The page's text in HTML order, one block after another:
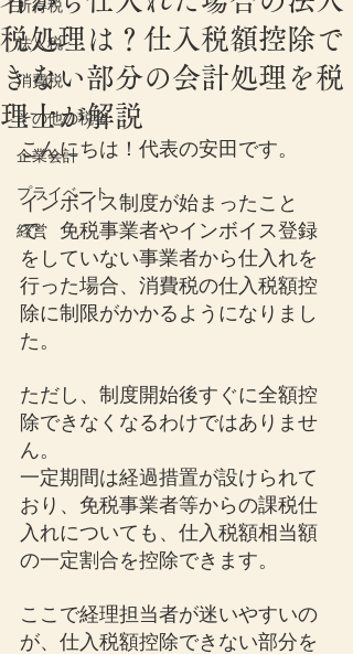
所得税
法人税
消費税
その他の税金
企業会計
プライベート
経営
税処理は？仕入税額控除で
きない部分の会計処理を税
理士が解説
こんにちは！代表の安田です。
インボイス制度が始まったこと
で、免税事業者やインボイス登録
をしていない事業者から仕入れを
行った場合、消費税の仕入税額控
除に制限がかかるようになりまし
た。
ただし、制度開始後すぐに全額控
除できなくなるわけではありませ
ん。
一定期間は経過措置が設けられて
おり、免税事業者等からの課税仕
入れについても、仕入税額相当額
の一定割合を控除できます。
ここで経理担当者が迷いやすいの
が、仕入税額控除できない部分を